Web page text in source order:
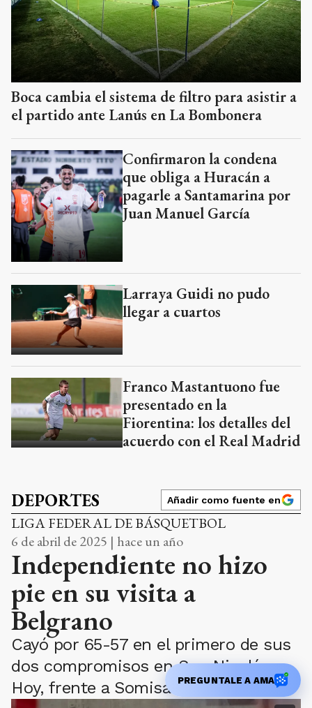
Boca cambia el sistema de filtro para asistir a
el partido ante Lanús en La Bombonera
Confirmaron la condena
que obliga a Huracán a
pagarle a Santamarina por
Juan Manuel García
Larraya Guidi no pudo
llegar a cuartos
Franco Mastantuono fue
presentado en la
Fiorentina: los detalles del
acuerdo con el Real Madrid
DEPORTES Añadir como fuente en
LIGA FEDERAL DE BÁSQUETBOL
6 de abril de 2025 | hace un año
Independiente no hizo
pie en su visita a
Belgrano
Cayó por 65-57 en el primero de sus
dos compromisos en San Nicolás .
Hoy, frente a Somisa
PREGUNTALE A AMA